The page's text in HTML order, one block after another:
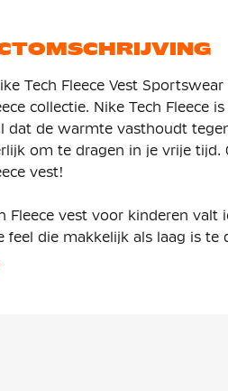
Tech Fleece Vest
collectie. Nike Tech
dat de warmte vasthoudt
om te dragen in je vrije
vest!
Fleece vest voor kinderen
feel die makkelijk als laag is te
de mouwen zorgen voor